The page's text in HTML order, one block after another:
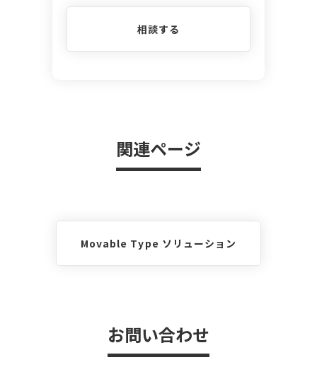
相談する
関連ページ
Movable Type ソリューション
お問い合わせ